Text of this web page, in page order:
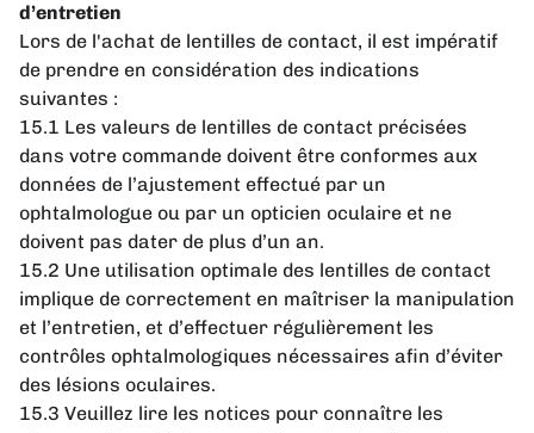
d’entretien
Lors de l'achat de lentilles de contact, il est impératif
de prendre en considération des indications
suivantes :
15.1 Les valeurs de lentilles de contact précisées
dans votre commande doivent être conformes aux
données de l’ajustement effectué par un
ophtalmologue ou par un opticien oculaire et ne
doivent pas dater de plus d’un an.
15.2 Une utilisation optimale des lentilles de contact
implique de correctement en maîtriser la manipulation
et l’entretien, et d’effectuer régulièrement les
contrôles ophtalmologiques nécessaires afin d’éviter
des lésions oculaires.
15.3 Veuillez lire les notices pour connaître les